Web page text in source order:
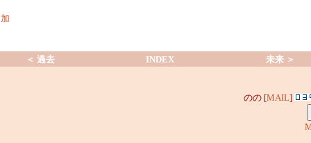
＜ 過去 INDEX 未来 ＞
のの [MAIL]